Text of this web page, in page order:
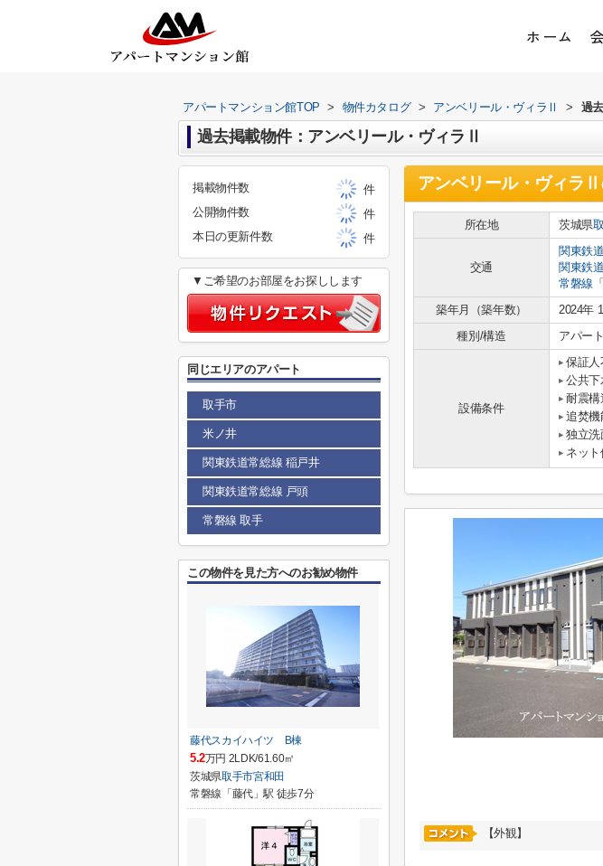
ホーム
アパートマンション館TOP > 物件カタログ > アンベリール・ヴィラⅡ > 過
過去掲載物件：アンベリール・ヴィラⅡ
アンベリール・ヴィラⅡ
所在地 茨城県
交通
関東鉄
関東鉄
常磐線
築年月（築年数）
2024年
種別/構造
アパー
設備条件
保証人
公共下
耐震構
追焚機
独立洗
ネッ
【外観】
掲載物件数
件
公開物件数
件
本日の更新件数
件
▼ご希望のお部屋をお探しします
同じエリアのアパート
取手市
米ノ井
関東鉄道常総線 稲戸井
関東鉄道常総線 戸頭
常磐線 取手
この物件を見た方へのお勧め物件
藤代スカイハイツ B棟
5.2万円 2LDK/61.60㎡
茨城県取手市宮和田
常磐線「藤代」駅 徒歩7分